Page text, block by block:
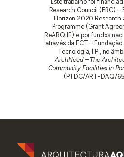
Este trabalho foi
Research Council (ERC) –
Horizon 2020 Research
Programme (Grant
ReARQ.IB) e por fundos
através da FCT – Fundação
Tecnologia, I.P., no
ArchNeed – The
Community Facilities in
(PTDC/ART-DAQ/